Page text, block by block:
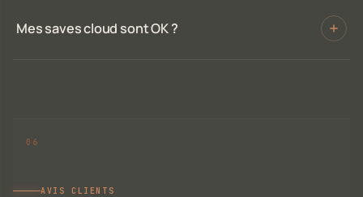
Mes saves cloud sont OK ?
AVIS CLIENTS